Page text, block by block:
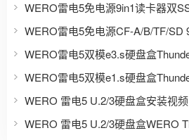
WERO 雷电5 U.2/3硬盘盒安装视频